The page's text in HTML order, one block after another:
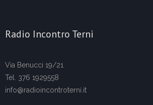
Radio Incontro Terni
Via Benucci 19/21
Tel. 376 1929558
info@radioincontroterni.it